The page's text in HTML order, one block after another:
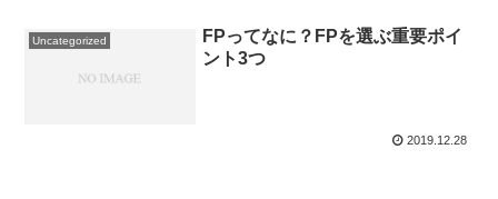
Uncategorized
FPってなに？FPを選ぶ重要ポイ
ント3つ
2019.12.28